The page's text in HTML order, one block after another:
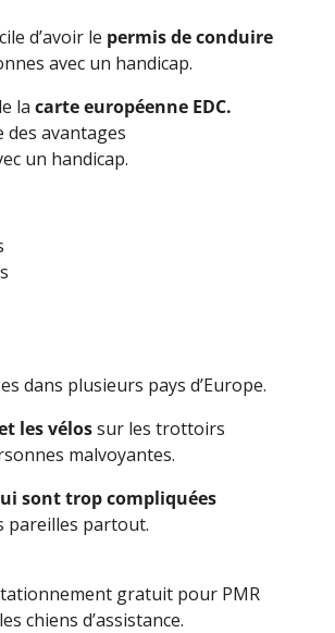
d’avoir le permis de conduire
avec un handicap.
la carte européenne EDC.
des avantages
un handicap.
dans plusieurs pays d’Europe.
les vélossur les trottoirs
malvoyantes.
sont trop compliquées
pareilles partout.
gratuit pour PMR
chiens d’assistance.